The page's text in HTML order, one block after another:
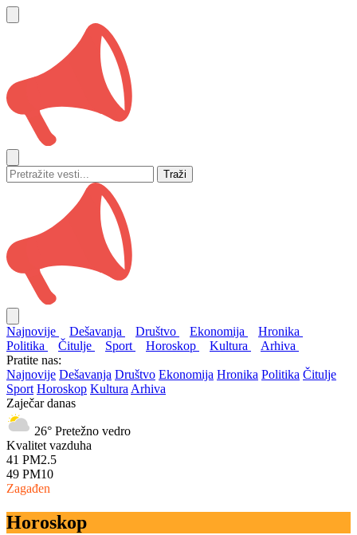
Traži
Najnovije Dešavanja Društvo Ekonomija
Hronika
Politika
Čitulje Sport Horoskop Kultura
Arhiva
Pratite nas:
Najnovije Dešavanja Društvo Ekonomija Hronika Politika Čitulje
Sport Horoskop Kultura Arhiva
Zaječar danas
26° Pretežno vedro
Kvalitet vazduha
41 PM2.5
49 PM10
Zagađen
Horoskop